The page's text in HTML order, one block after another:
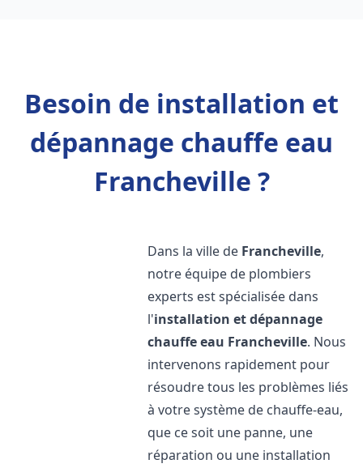
Besoin de installation et
dépannage chauffe eau
Francheville ?
Dans la ville de Francheville,
notre équipe de plombiers
experts est spécialisée dans
l'installation et dépannage
chauffe eau Francheville. Nous
intervenons rapidement pour
résoudre tous les problèmes liés
à votre système de chauffe-eau,
que ce soit une panne, une
réparation ou une installation